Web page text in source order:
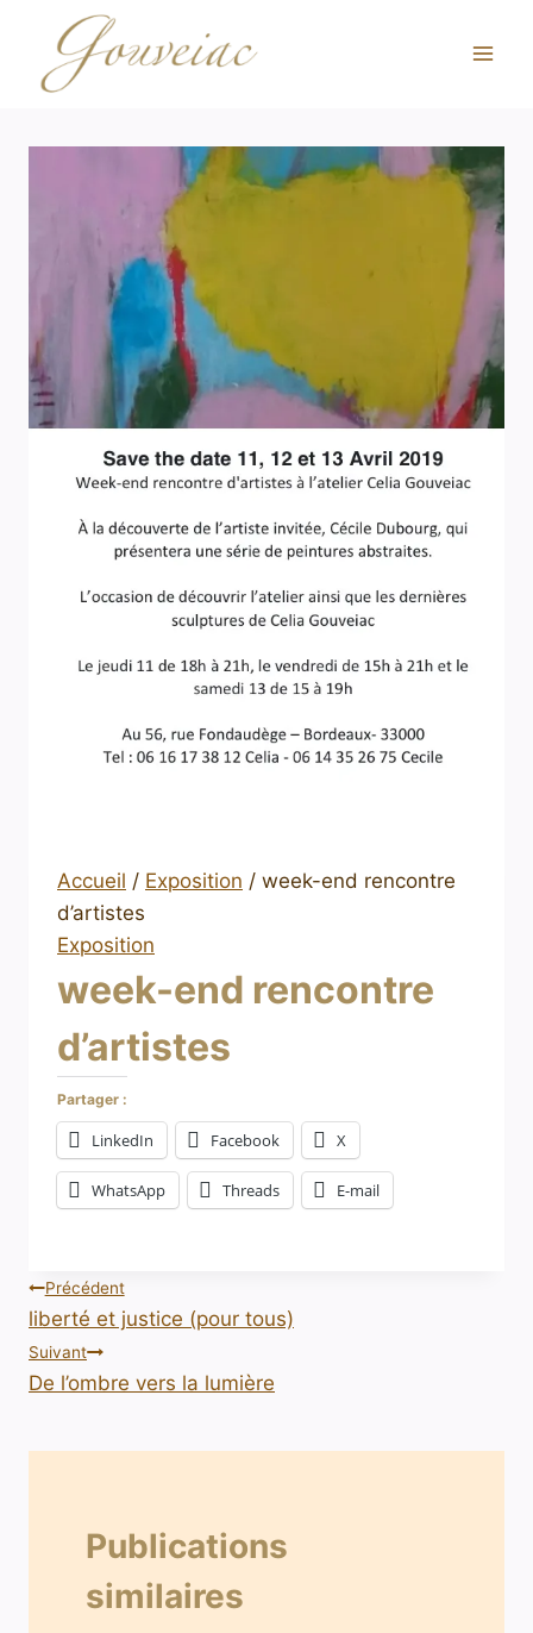
Accueil / Exposition / week-end rencontre
d’artistes
Exposition
week-end rencontre
d’artistes
Partager :
LinkedIn Facebook X
WhatsApp Threads E-mail
Précédent
liberté et justice (pour tous)
Suivant
De l’ombre vers la lumière
Publications
similaires